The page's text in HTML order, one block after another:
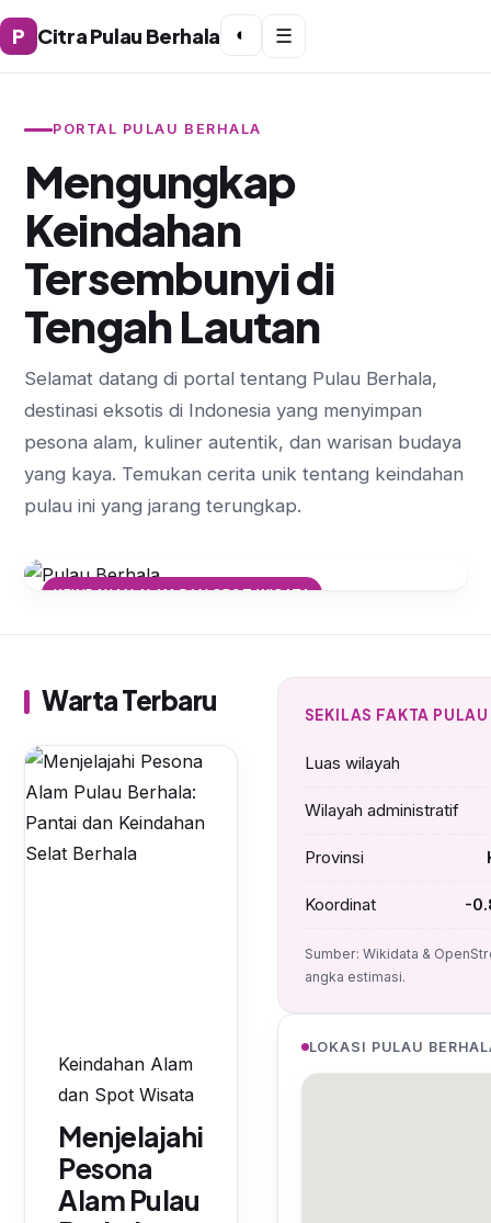
P Citra Pulau Berhala ◐ ☰
PORTAL PULAU BERHALA
Mengungkap
Keindahan
Tersembunyi di
Tengah Lautan
Selamat datang di portal tentang Pulau Berhala,
destinasi eksotis di Indonesia yang menyimpan
pesona alam, kuliner autentik, dan warisan budaya
yang kaya. Temukan cerita unik tentang keindahan
pulau ini yang jarang terungkap.
KEINDAHAN ALAM DAN SPOT WISATA
Selat Berhala
Warta Terbaru
Keindahan Alam
dan Spot Wisata
Menjelajahi
Pesona
Alam Pulau
SEKILAS FAKTA
Luas wilayah
Wilayah administratif
Provinsi
Koordinat -
Sumber: Wikidata &
angka estimasi.
LOKASI PULAU